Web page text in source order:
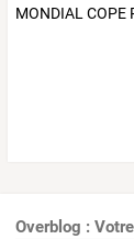
Overblog :